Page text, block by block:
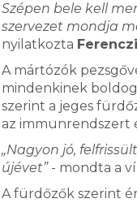
Szépen bele kell
szervezet mondja
nyilatkozta
A mártózók
mindenkinek
szerint a jeges
az immunrendszert
„Nagyon jó,
újévet”- mondta a
A fürdőzők szerint